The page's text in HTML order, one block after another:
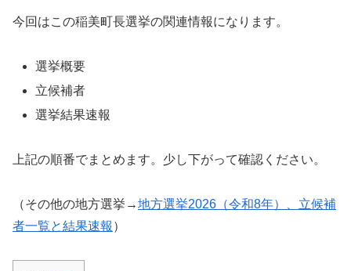
今回はこの稲美町長選挙の関連情報になります。
選挙概要
立候補者
選挙結果速報
上記の順番でまとめます。少し下がって確認ください。
（その他の地方選挙→地方選挙2026（令和8年）、立候補
者一覧と結果速報 ）